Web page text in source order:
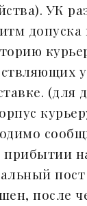
УК
допуска
(для
прибытии
пост
после